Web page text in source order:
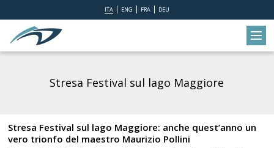
ITA ENG FRA DEU
Stresa Festival sul lago Maggiore
Stresa Festival sul lago Maggiore: anche quest’anno un
vero trionfo del maestro Maurizio Pollini